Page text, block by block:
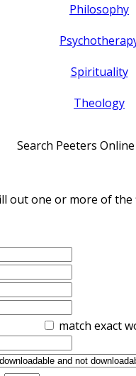
Philosophy
Spirituality
Theology
Search Peeters
out one or more of
match exact